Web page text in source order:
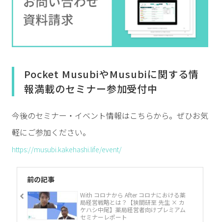
Pocket MusubiやMusubiに関する情
報満載のセミナー参加受付中
今後のセミナー・イベント情報はこちらから。ぜひお気
軽にご参加ください。
https://musubi.kakehashi.life/event/
前の記事
With コロナから After コロナにおける薬
局経営戦略とは？【狭間研至 先生 × カ
ケハシ中尾】薬局経営者向けプレミアム
セミナーレポート